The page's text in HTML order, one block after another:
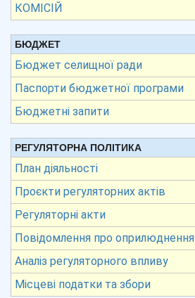
КОМІСІЙ
БЮДЖЕТ
Бюджет селищної ради
Паспорти бюджетної програми
Бюджетні запити
РЕГУЛЯТОРНА ПОЛІТИКА
План діяльності
Проєкти регуляторних актів
Регуляторні акти
Повідомлення про оприлюднення
Аналіз регуляторного впливу
Місцеві податки та збори